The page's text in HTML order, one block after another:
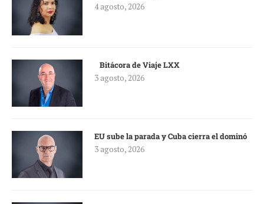
4 agosto, 2026
Bitácora de Viaje LXX
3 agosto, 2026
EU sube la parada y Cuba cierra el dominó
3 agosto, 2026